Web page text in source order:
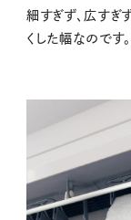
細すぎず、広すぎ
くした幅なのです。